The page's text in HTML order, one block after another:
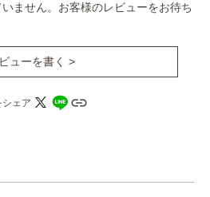
ません。お客様のレビューをお待ち
ューを書く >
ェア